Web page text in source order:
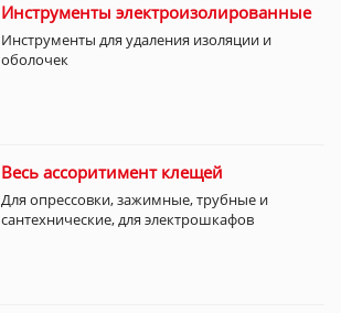
Инструменты электроизолированные
Инструменты для удаления изоляции и
оболочек
Весь ассоритимент клещей
Для опрессовки, зажимные, трубные и
сантехнические, для электрошкафов